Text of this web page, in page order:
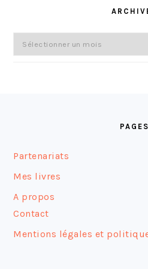
Archives
PAGES
Partenariats
Mes livres
A propos
Contact
Mentions légales et